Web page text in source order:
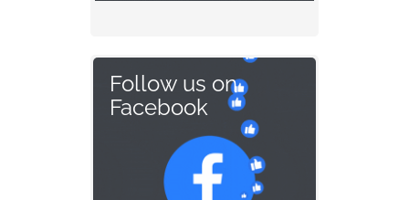
Follow us on
Facebook